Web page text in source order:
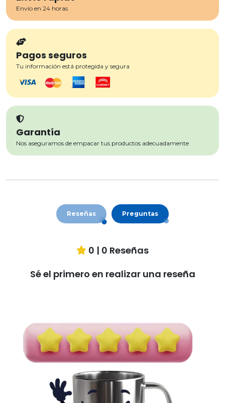
Envío en 24 horas
Pagos seguros
Tu información está protegida y segura
Garantía
Nos aseguramos de empacar tus productos adecuadamente
Reseñas Preguntas
0 | 0 Reseñas
Sé el primero en realizar una reseña